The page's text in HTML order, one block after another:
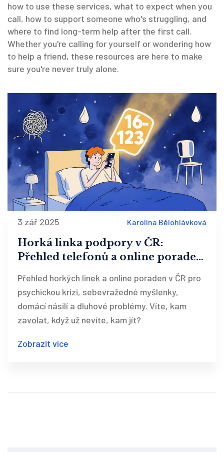
how to use these services, what to expect when you
call, how to support someone who's struggling, and
where to find long-term help after the first call.
Whether you're calling for yourself or wondering how
to help a friend, these resources are here to make
sure you're never truly alone.
3 zář 2025 Karolína Bělohlávková
Horká linka podpory v ČR:
Přehled telefonů a online poraden
Přehled horkých linek a online poraden v ČR pro
psychickou krizi, sebevražedné myšlenky,
domácí násilí a dluhové problémy. Víte, kam
zavolat, když už nevíte, kam jít?
Zobrazit více